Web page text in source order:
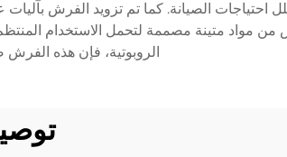
احتياجات الصيانة. كما تم تزويد الفرش
مواد متينة مصممة لتحمل الاستخدام
الروبوتية، فإن هذه